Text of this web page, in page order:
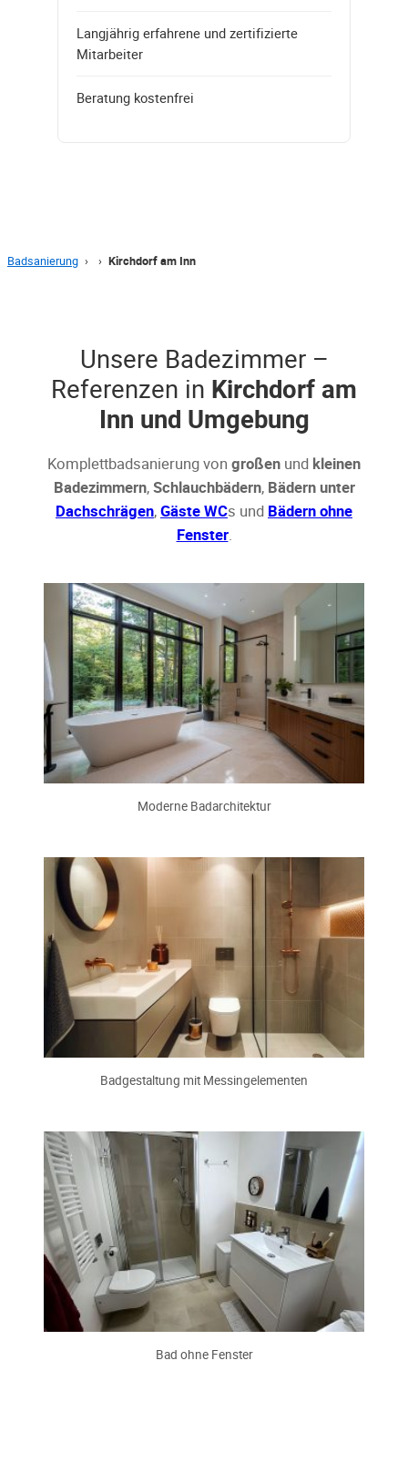
Langjährig erfahrene und zertifizierte
Mitarbeiter
Beratung kostenfrei
Badsanierung › › Kirchdorf am Inn
Unsere Badezimmer –
Referenzen in Kirchdorf am
Inn und Umgebung
Komplettbadsanierung von großen und kleinen
Badezimmern,Schlauchbädern, Bädern unter
Dachschrägen,Gäste WCs und Bädern ohne
Fenster.
Moderne Badarchitektur
Badgestaltung mit Messingelementen
Bad ohne Fenster